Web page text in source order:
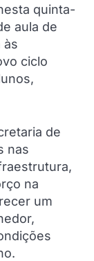
quinta-
aula de
às
ciclo
de
nas
na
um